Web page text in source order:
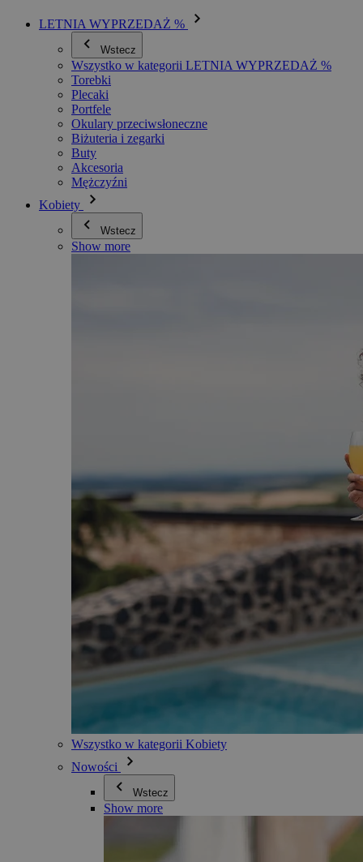
LETNIA WYPRZEDAŻ %
Wstecz
Wszystko w kategorii LETNIA WYPRZEDAŻ %
Torebki
Plecaki
Portfele
Okulary przeciwsłoneczne
Biżuteria i zegarki
Buty
Akcesoria
Mężczyźni
Kobiety
Wstecz
Show more
Wszystko w kategorii Kobiety
Nowości
Wstecz
Show more